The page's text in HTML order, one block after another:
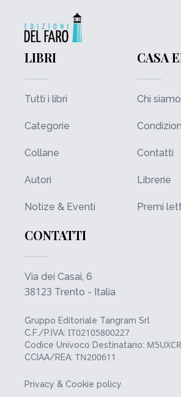
LIBRI
Tutti i libri
Categorie
Collane
Autori
Notize & Eventi
CASA
Chi siamo
Contatti
Librerie
Premi
CONTATTI
Via dei Casai, 6
38123 Trento - Italia
Gruppo Editoriale Tangram Srl
C.F./P.IVA: IT02105800227
Codice Univoco Destinatario:
CCIAA/REA: TN200611
Privacy & Cookie policy